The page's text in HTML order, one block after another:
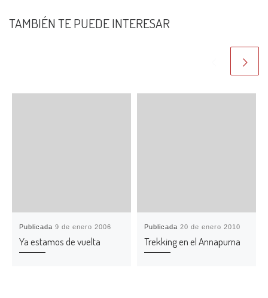
TAMBIÉN TE PUEDE INTERESAR
Publicada9 de enero 2006
Ya estamos de vuelta
Publicada20 de enero 2010
Trekking en el Annapurna